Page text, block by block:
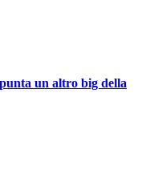
un altro big della